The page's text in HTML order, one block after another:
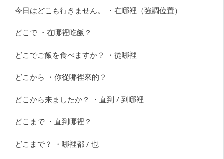
今日はどこも行きません。 ・在哪裡（強調位置）
どこで ・在哪裡吃飯？
どこでご飯を食べますか？ ・從哪裡
どこから ・你從哪裡來的？
どこから来ましたか？ ・直到 / 到哪裡
どこまで ・直到哪裡？
どこまで？ ・哪裡都 / 也